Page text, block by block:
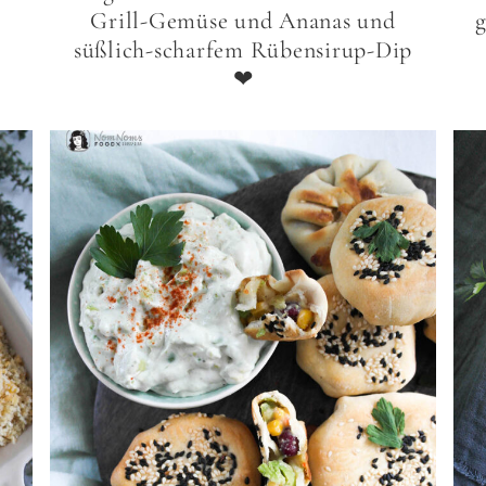
Grill-Gemüse und Ananas und
süßlich-scharfem Rübensirup-Dip
❤